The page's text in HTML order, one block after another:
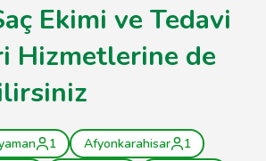
Ekimi ve Tedavi
Hizmetlerine de
1 Afyonkarahisar
1